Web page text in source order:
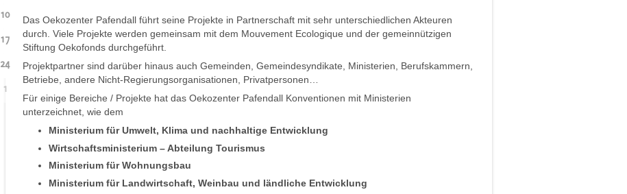
10
17
24
1
Das Oekozenter Pafendall führt seine Projekte in Partnerschaft mit sehr unterschiedlichen Akteuren
durch. Viele Projekte werden gemeinsam mit dem Mouvement Ecologique und der gemeinnützigen
Stiftung Oekofonds durchgeführt.
Projektpartner sind darüber hinaus auch Gemeinden, Gemeindesyndikate, Ministerien, Berufskammern,
Betriebe, andere Nicht-Regierungsorganisationen, Privatpersonen…
Für einige Bereiche / Projekte hat das Oekozenter Pafendall Konventionen mit Ministerien
unterzeichnet, wie dem
Ministerium für Umwelt, Klima und nachhaltige Entwicklung
Wirtschaftsministerium – Abteilung Tourismus
Ministerium für Wohnungsbau
Ministerium für Landwirtschaft, Weinbau und ländliche Entwicklung